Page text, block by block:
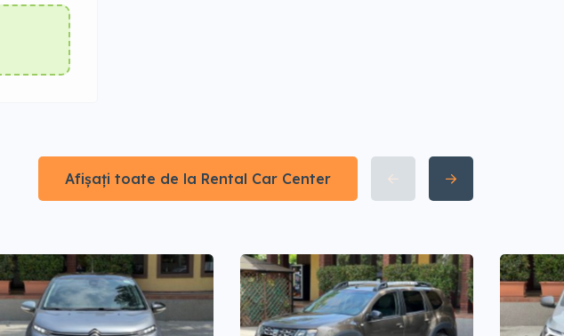
Afișați toate de la Rental Car Center